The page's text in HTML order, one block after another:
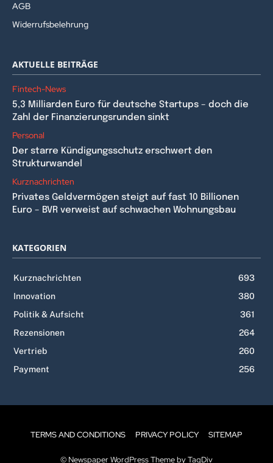
AGB
Widerrufsbelehrung
AKTUELLE BEITRÄGE
Fintech-News
5,3 Milliarden Euro für deutsche Startups – doch die
Zahl der Finanzierungsrunden sinkt
Personal
Der starre Kündigungsschutz erschwert den
Strukturwandel
Kurznachrichten
Privates Geldvermögen steigt auf fast 10 Billionen
Euro – BVR verweist auf schwachen Wohnungsbau
KATEGORIEN
Kurznachrichten
693
Innovation
380
Politik & Aufsicht
361
Rezensionen
264
Vertrieb
260
Payment
256
TERMS AND CONDITIONS PRIVACY POLICY SITEMAP
© Newspaper WordPress Theme by TagDiv